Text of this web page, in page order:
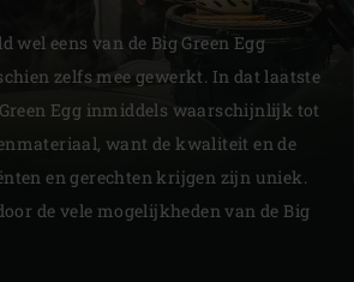
wel eens van de Big Green Egg
zelfs mee gewerkt. In dat laatste
Egg inmiddels waarschijnlijk tot
want de kwaliteit en de
en gerechten krijgen zijn uniek.
de vele mogelijkheden van de Big